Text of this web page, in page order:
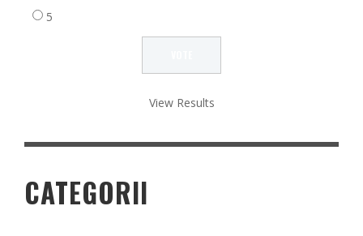
5
View Results
CATEGORII